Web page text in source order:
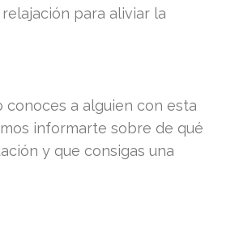
para aliviar la
a alguien con esta
informarte sobre de qué
y que consigas una